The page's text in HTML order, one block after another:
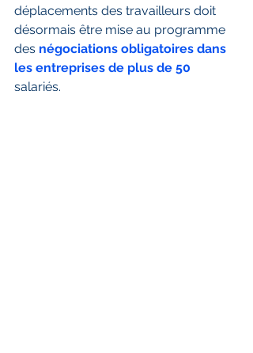
déplacements des travailleurs doit
désormais être mise au programme
des négociations obligatoires dans
les entreprises de plus de 50
salariés.